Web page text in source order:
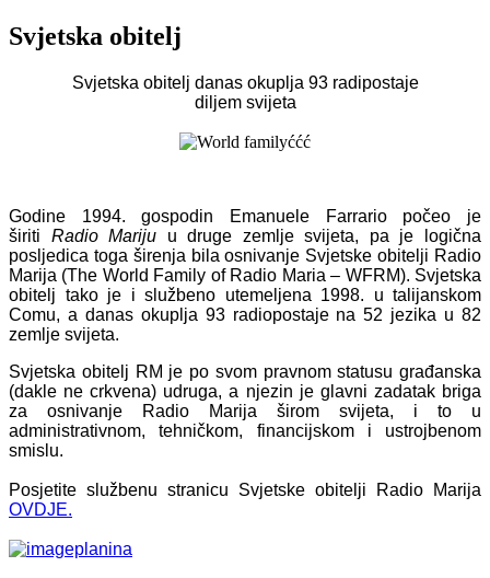
Svjetska obitelj
Svjetska obitelj danas okuplja 93 radipostaje
diljem svijeta
Godine 1994. gospodin Emanuele Farrario počeo je
širiti Radio Mariju u druge zemlje svijeta, pa je logična
posljedica toga širenja bila osnivanje Svjetske obitelji Radio
Marija (The World Family of Radio Maria – WFRM). Svjetska
obitelj tako je i službeno utemeljena 1998. u talijanskom
Comu, a danas okuplja 93 radiopostaje na 52 jezika u 82
zemlje svijeta.
Svjetska obitelj RM je po svom pravnom statusu građanska
(dakle ne crkvena) udruga, a njezin je glavni zadatak briga
za osnivanje Radio Marija širom svijeta, i to u
administrativnom, tehničkom, financijskom i ustrojbenom
smislu.
Posjetite službenu stranicu Svjetske obitelji Radio Marija
OVDJE.